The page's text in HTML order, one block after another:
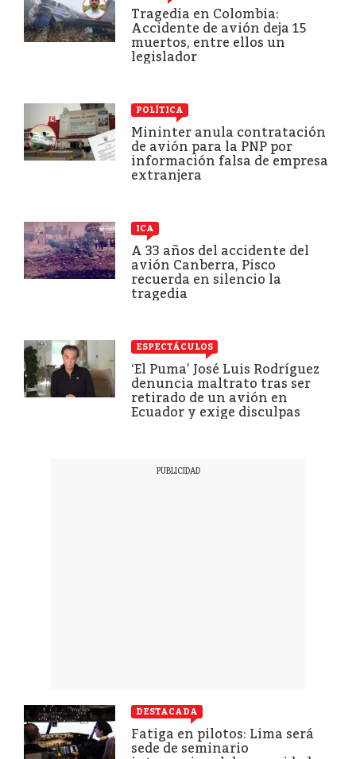
Tragedia en Colombia:
Accidente de avión deja 15
muertos, entre ellos un
legislador
POLÍTICA
Mininter anula contratación
de avión para la PNP por
información falsa de empresa
extranjera
ICA
A 33 años del accidente del
avión Canberra, Pisco
recuerda en silencio la
tragedia
ESPECTÁCULOS
‘El Puma’ José Luis Rodríguez
denuncia maltrato tras ser
retirado de un avión en
Ecuador y exige disculpas
DESTACADA
Fatiga en pilotos: Lima será
sede de seminario